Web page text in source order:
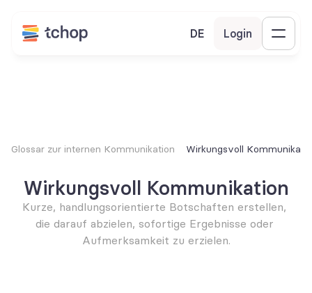
DE Login
Glossar zur internen Kommunikation Wirkungsvoll
Wirkungsvoll Kommunikation
Kurze, handlungsorientierte Botschaften erstellen,
die darauf abzielen, sofortige Ergebnisse oder
Aufmerksamkeit zu erzielen.